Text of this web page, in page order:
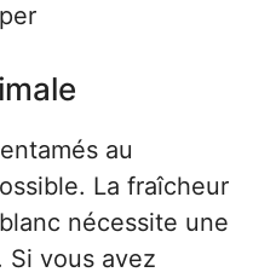
au
La fraîcheur
nécessite une
vous avez